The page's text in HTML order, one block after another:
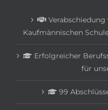
Verabschiedung
Kaufmännischen
Erfolgreicher
für
99